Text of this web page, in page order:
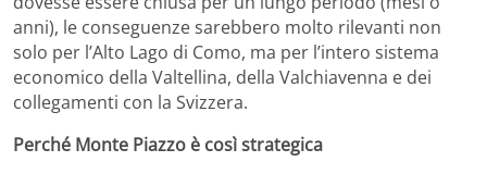
anni), le conseguenze sarebbero molto rilevanti non
solo per l’Alto Lago di Como, ma per l’intero sistema
economico della Valtellina, della Valchiavenna e dei
collegamenti con la Svizzera.
Perché Monte Piazzo è così strategica